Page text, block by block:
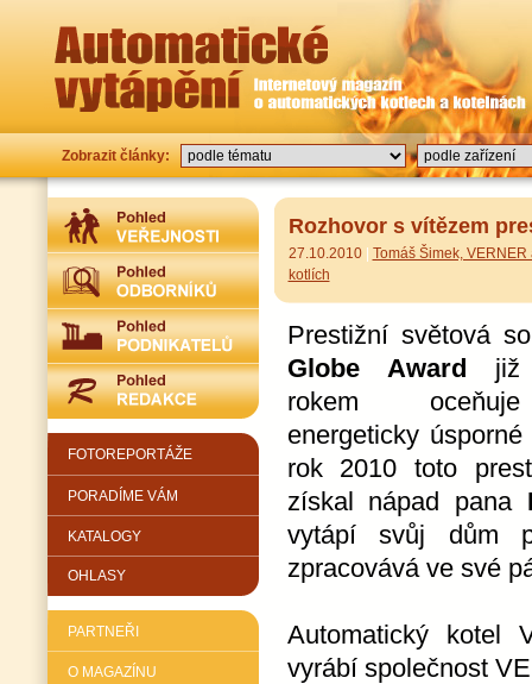
Zobrazit články:
FOTOREPORTÁŽE
PORADÍME VÁM
KATALOGY
OHLASY
PARTNEŘI
O MAGAZÍNU
Rozhovor s vítězem
27.10.2010 | Tomáš Šimek, VERNER
kotlích
Prestižní světová
Globe Award již
rokem
energeticky
rok 2010 toto
získal nápad pana
vytápí svůj dům
zpracovává ve své
Automatický kotel
vyrábí společnost